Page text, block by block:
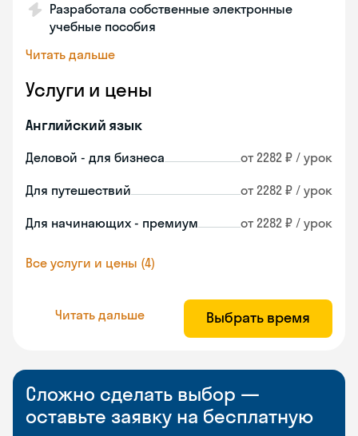
Разработала собственные электронные
учебные пособия
Читать дальше
Услуги и цены
Английский язык
Деловой - для бизнеса от 2282 ₽ / урок
Для путешествий от 2282 ₽ / урок
Для начинающих - премиум от 2282 ₽ / урок
Все услуги и цены (4)
Читать дальше Выбрать время
Сложно сделать выбор —
оставьте заявку на бесплатную